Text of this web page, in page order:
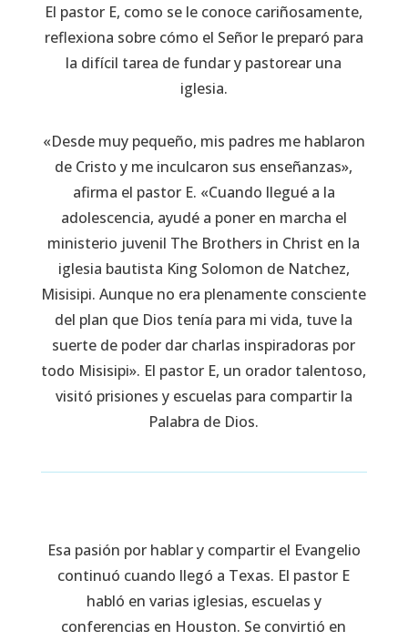
El pastor E, como se le conoce cariñosamente,
reflexiona sobre cómo el Señor le preparó para
la difícil tarea de fundar y pastorear una
iglesia.
«Desde muy pequeño, mis padres me hablaron
de Cristo y me inculcaron sus enseñanzas»,
afirma el pastor E. «Cuando llegué a la
adolescencia, ayudé a poner en marcha el
ministerio juvenil The Brothers in Christ en la
iglesia bautista King Solomon de Natchez,
Misisipi. Aunque no era plenamente consciente
del plan que Dios tenía para mi vida, tuve la
suerte de poder dar charlas inspiradoras por
todo Misisipi». El pastor E, un orador talentoso,
visitó prisiones y escuelas para compartir la
Palabra de Dios.
Esa pasión por hablar y compartir el Evangelio
continuó cuando llegó a Texas. El pastor E
habló en varias iglesias, escuelas y
conferencias en Houston. Se convirtió en